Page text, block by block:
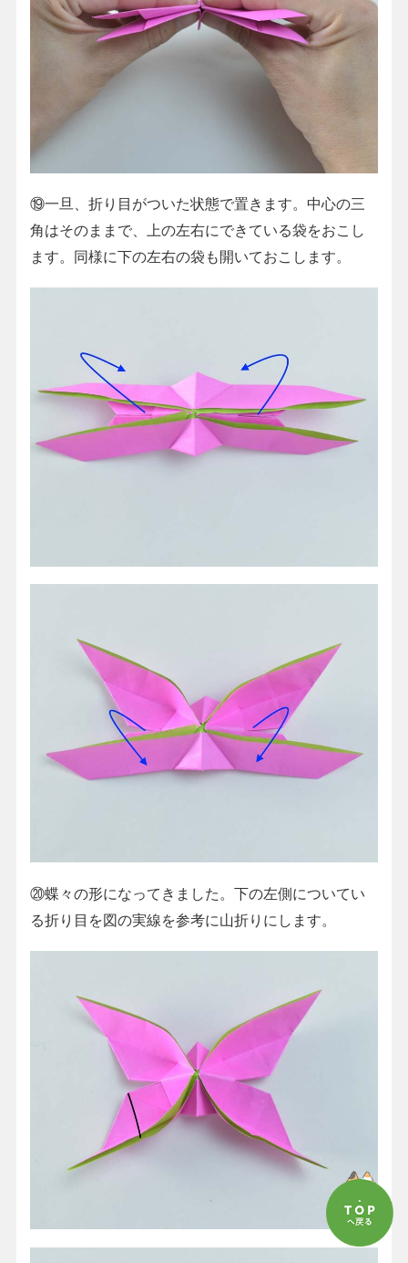
⑲一旦、折り目がついた状態で置きます。中心の三
角はそのままで、上の左右にできている袋をおこし
ます。同様に下の左右の袋も開いておこします。
⑳蝶々の形になってきました。下の左側についてい
る折り目を図の実線を参考に山折りにします。